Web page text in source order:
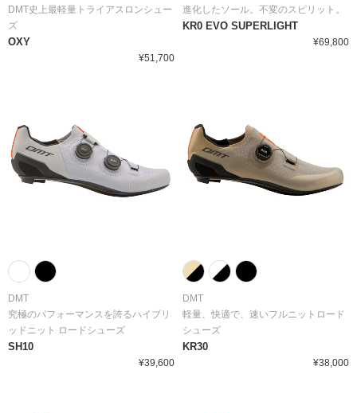
DMT史上最軽量トライアスロンシュー
ズ
OXY
¥51,700
進化したソール。不変のスピリット。
KR0 EVO SUPERLIGHT
¥69,800
DMT
究極のパフォーマンスを誇るハイブリ
ッドニット ロードシューズ
SH10
¥39,600
DMT
軽量、快適で、速いフルニットロード
シューズ
KR30
¥38,000